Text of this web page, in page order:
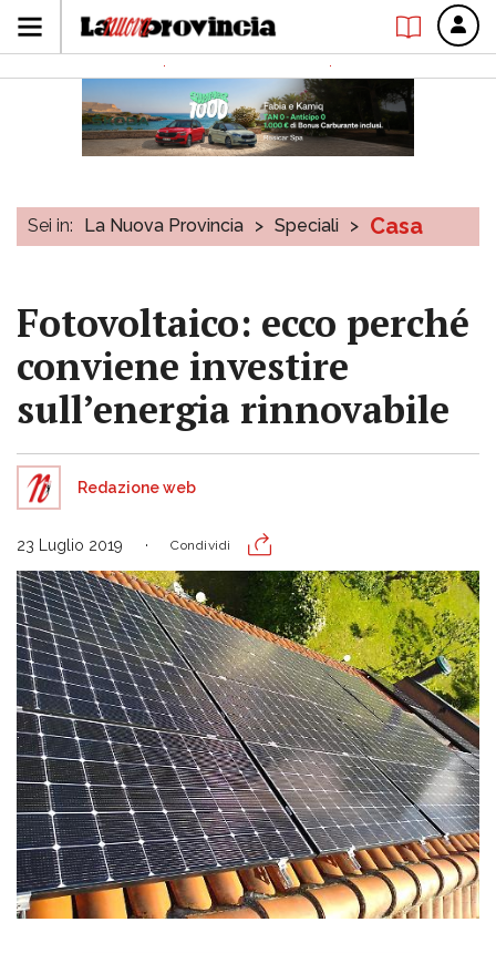
Sei in: La Nuova Provincia > Speciali > Casa
Fotovoltaico: ecco perché
conviene investire
sull’energia rinnovabile
Redazione web
23 Luglio 2019 Condividi